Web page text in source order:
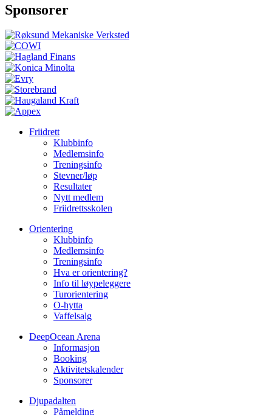
Sponsorer
Friidrett
Klubbinfo
Medlemsinfo
Treningsinfo
Stevner/løp
Resultater
Nytt medlem
Friidrettsskolen
Orientering
Klubbinfo
Medlemsinfo
Treningsinfo
Hva er orientering?
Info til løypeleggere
Turorientering
O-hytta
Vaffelsalg
DeepOcean Arena
Informasjon
Booking
Aktivitetskalender
Sponsorer
Djupadalten
Påmelding